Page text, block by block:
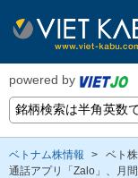
powered by
ベトナム株情報 > ベト
通話アプリ「Zalo」、月